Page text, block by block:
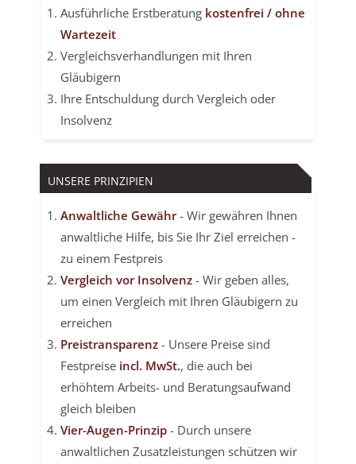
Ausführliche Erstberatung kostenfrei / ohne
Wartezeit
Vergleichsverhandlungen mit Ihren
Gläubigern
Ihre Entschuldung durch Vergleich oder
Insolvenz
UNSERE PRINZIPIEN
Anwaltliche Gewähr- Wir gewähren Ihnen
anwaltliche Hilfe, bis Sie Ihr Ziel erreichen -
zu einem Festpreis
Vergleich vor Insolvenz - Wir geben alles,
um einen Vergleich mit Ihren Gläubigern zu
erreichen
Preistransparenz - Unsere Preise sind
Festpreise incl. MwSt., die auch bei
erhöhtem Arbeits- und Beratungsaufwand
gleich bleiben
Vier-Augen-Prinzip - Durch unsere
anwaltlichen Zusatzleistungen schützen wir